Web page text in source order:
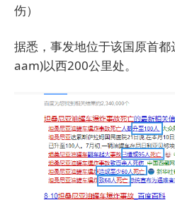
伤）
据悉，事发地位于该国原首
aam)以西200公里处。